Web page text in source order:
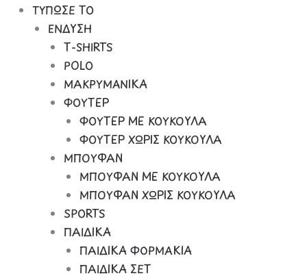
ΤΥΠΩΣΕ ΤΟ
ΕΝΔΥΣΗ
Τ-SHIRTS
POLO
ΜΑΚΡΥΜΑΝΙΚΑ
ΦΟΥΤΕΡ
ΦΟΥΤΕΡ ΜΕ ΚΟΥΚΟΥΛΑ
ΦΟΥΤΕΡ ΧΩΡΙΣ ΚΟΥΚΟΥΛΑ
ΜΠΟΥΦΑΝ
ΜΠΟΥΦΑΝ ΜΕ ΚΟΥΚΟΥΛΑ
ΜΠΟΥΦΑΝ ΧΩΡΙΣ ΚΟΥΚΟΥΛΑ
SPORTS
ΠΑΙΔΙΚΑ
ΠΑΙΔΙΚΑ ΦΟΡΜΑΚΙΑ
ΠΑΙΔΙΚΑ ΣΕΤ